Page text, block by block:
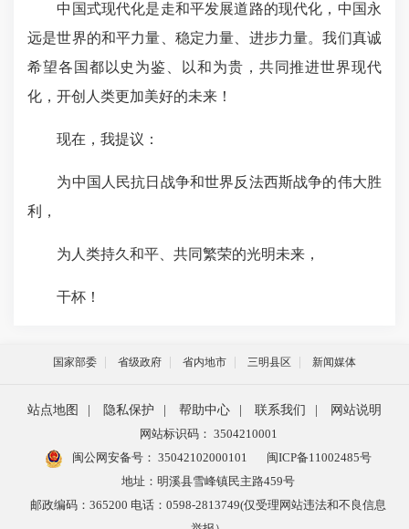
中国式现代化是走和平发展道路的现代化，中国永
远是世界的和平力量、稳定力量、进步力量。我们真诚
希望各国都以史为鉴、以和为贵，共同推进世界现代
化，开创人类更加美好的未来！
现在，我提议：
为中国人民抗日战争和世界反法西斯战争的伟大胜
利，
为人类持久和平、共同繁荣的光明未来，
干杯！
国家部委 省级政府 省内地市 三明县区 新闻媒体
站点地图 隐私保护 帮助中心 联系我们
网站说明
网站标识码： 3504210001
闽公网安备号： 35042102000101
闽ICP备11002485号
地址：明溪县雪峰镇民主路459号
邮政编码：365200 电话：0598-2813749(仅受理网站违法和不良信息